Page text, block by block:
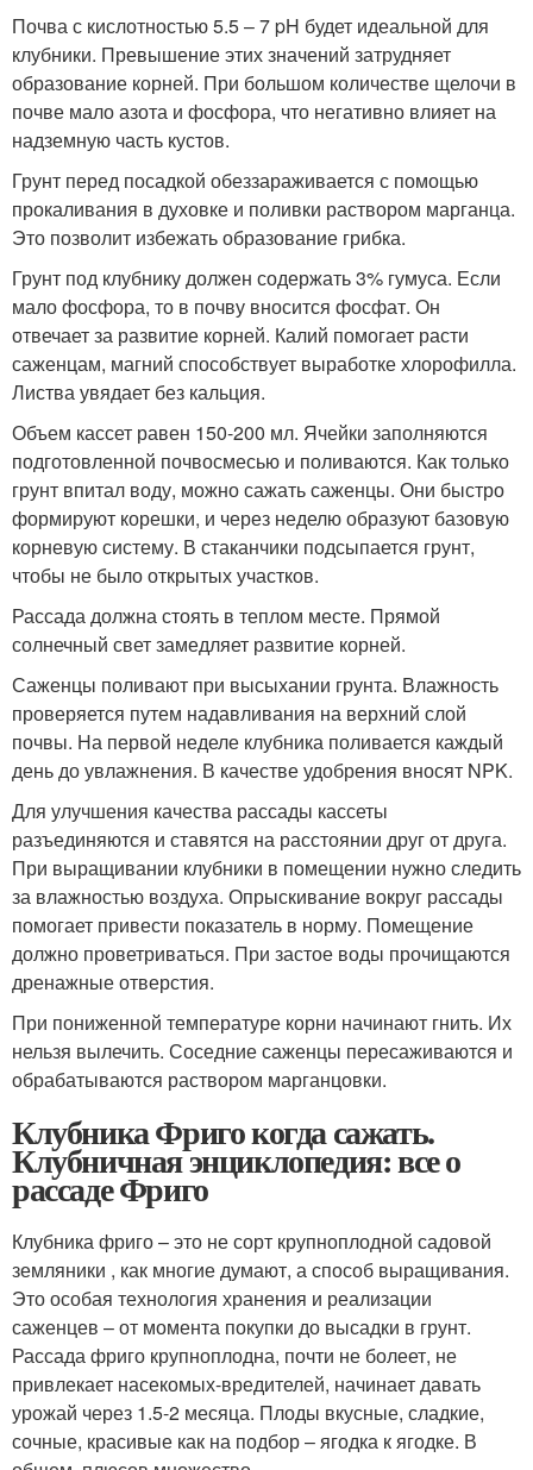
Почва с кислотностью 5.5 – 7 pH будет идеальной для
клубники. Превышение этих значений затрудняет
образование корней. При большом количестве щелочи в
почве мало азота и фосфора, что негативно влияет на
надземную часть кустов.
Грунт перед посадкой обеззараживается с помощью
прокаливания в духовке и поливки раствором марганца.
Это позволит избежать образование грибка.
Грунт под клубнику должен содержать 3% гумуса. Если
мало фосфора, то в почву вносится фосфат. Он
отвечает за развитие корней. Калий помогает расти
саженцам, магний способствует выработке хлорофилла.
Листва увядает без кальция.
Объем кассет равен 150-200 мл. Ячейки заполняются
подготовленной почвосмесью и поливаются. Как только
грунт впитал воду, можно сажать саженцы. Они быстро
формируют корешки, и через неделю образуют базовую
корневую систему. В стаканчики подсыпается грунт,
чтобы не было открытых участков.
Рассада должна стоять в теплом месте. Прямой
солнечный свет замедляет развитие корней.
Саженцы поливают при высыхании грунта. Влажность
проверяется путем надавливания на верхний слой
почвы. На первой неделе клубника поливается каждый
день до увлажнения. В качестве удобрения вносят NPK.
Для улучшения качества рассады кассеты
разъединяются и ставятся на расстоянии друг от друга.
При выращивании клубники в помещении нужно следить
за влажностью воздуха. Опрыскивание вокруг рассады
помогает привести показатель в норму. Помещение
должно проветриваться. При застое воды прочищаются
дренажные отверстия.
При пониженной температуре корни начинают гнить. Их
нельзя вылечить. Соседние саженцы пересаживаются и
обрабатываются раствором марганцовки.
Клубника Фриго когда сажать.
Клубничная энциклопедия: все о
рассаде Фриго
Клубника фриго – это не сорт крупноплодной садовой
земляники , как многие думают, а способ выращивания.
Это особая технология хранения и реализации
саженцев – от момента покупки до высадки в грунт.
Рассада фриго крупноплодна, почти не болеет, не
привлекает насекомых-вредителей, начинает давать
урожай через 1.5-2 месяца. Плоды вкусные, сладкие,
сочные, красивые как на подбор – ягодка к ягодке. В